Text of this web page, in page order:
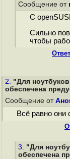
Сообщение от
С
Сильно
чтобы
2. "Для
обеспечена
Сообщение от
Всё равно они
3. "Для
обеспечена